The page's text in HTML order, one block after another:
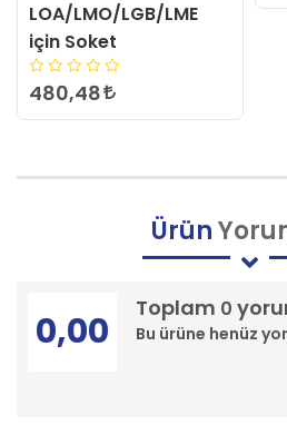
Ürün
Toplam 0
Bu ürüne henüz
0,00